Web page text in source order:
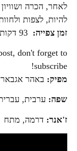
לאחר, הכרה
להיות, לצפות
זמן צפייה: 93 דקות
don't forget to
subscribe!
מפיק: באהר
שפה: ערבית,
ז'אנר: דרמה, מתח